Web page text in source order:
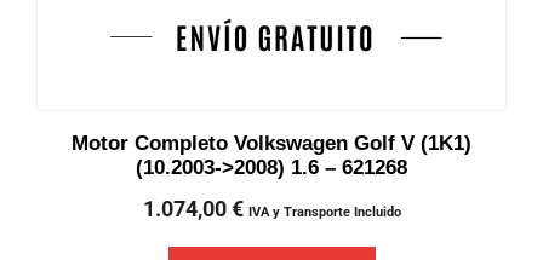
Motor Completo Volkswagen Golf V (1K1)
(10.2003->2008) 1.6 – 621268
1.074,00€ IVA y Transporte Incluido